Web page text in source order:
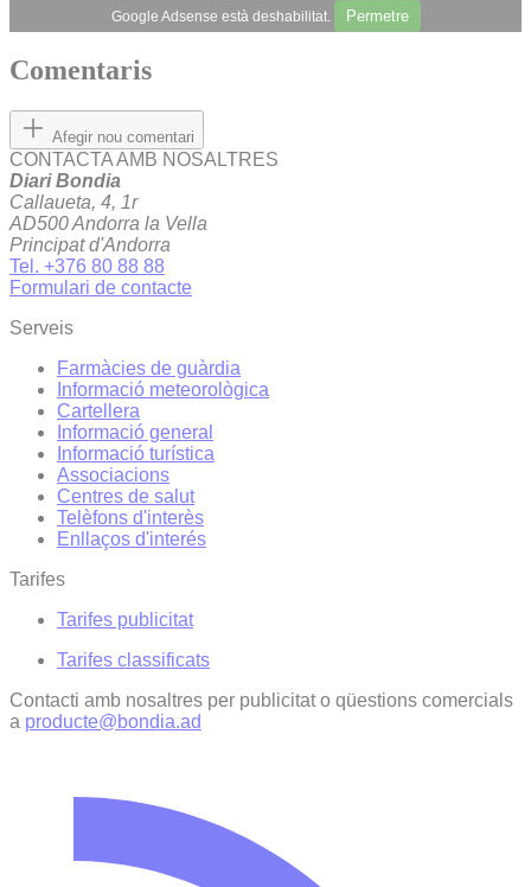
Google Adsense està deshabilitat. Permetre
Comentaris
Afegir nou comentari
CONTACTA AMB NOSALTRES
Diari Bondia
Callaueta, 4, 1r
AD500 Andorra la Vella
Principat d'Andorra
Tel. +376 80 88 88
Formulari de contacte
Serveis
Farmàcies de guàrdia
Informació meteorològica
Cartellera
Informació general
Informació turística
Associacions
Centres de salut
Telèfons d'interès
Enllaços d'interés
Tarifes
Tarifes publicitat
Tarifes classificats
Contacti amb nosaltres per publicitat o qüestions comercials
a producte@bondia.ad